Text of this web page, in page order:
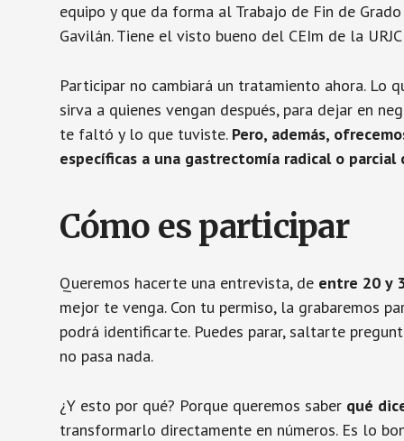
equipo y que da forma al Trabajo de Fin de
Gavilán. Tiene el visto bueno del CEIm de la
Participar no cambiará un tratamiento ahora. Lo
sirva a quienes vengan después, para dejar en
te faltó y lo que tuviste. Pero, además,
específicas a una gastrectomía radical o parcial
Cómo es participar
Queremos hacerte una entrevista, de entre 20 y
mejor te venga. Con tu permiso, la grabaremos
podrá identificarte. Puedes parar, saltarte
no pasa nada.
¿Y esto por qué? Porque queremos saber qué
transformarlo directamente en números. Es lo